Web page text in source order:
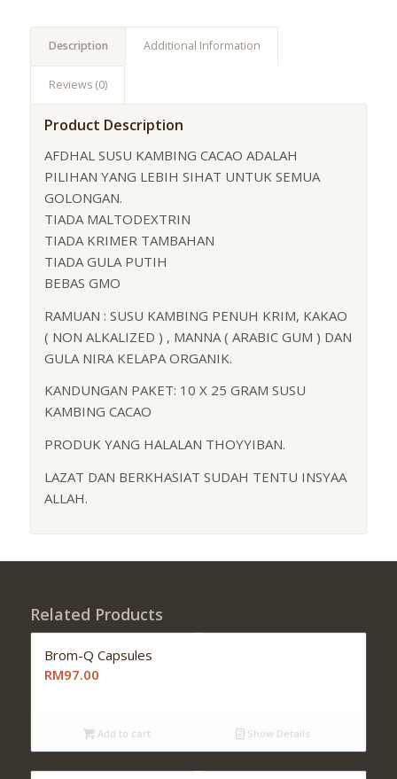
Description Additional Information
Reviews (0)
Product Description
AFDHAL SUSU KAMBING CACAO ADALAH
PILIHAN YANG LEBIH SIHAT UNTUK SEMUA
GOLONGAN.
TIADA MALTODEXTRIN
TIADA KRIMER TAMBAHAN
TIADA GULA PUTIH
BEBAS GMO
RAMUAN : SUSU KAMBING PENUH KRIM, KAKAO
( NON ALKALIZED ) , MANNA ( ARABIC GUM ) DAN
GULA NIRA KELAPA ORGANIK.
KANDUNGAN PAKET: 10 X 25 GRAM SUSU
KAMBING CACAO
PRODUK YANG HALALAN THOYYIBAN.
LAZAT DAN BERKHASIAT SUDAH TENTU INSYAA
ALLAH.
Related Products
Brom-Q Capsules
RM97.00
Add to cart Show Details